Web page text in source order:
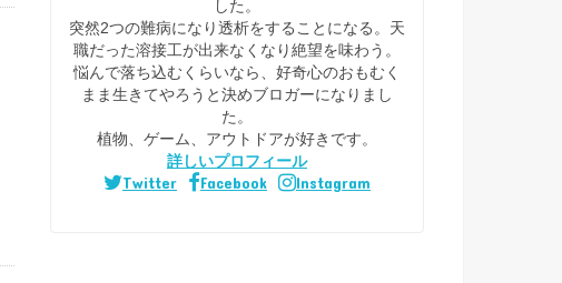
した。
突然2つの難病になり透析をすることになる。天
職だった溶接工が出来なくなり絶望を味わう。
悩んで落ち込むくらいなら、好奇心のおもむく
まま生きてやろうと決めブロガーになりまし
た。
植物、ゲーム、アウトドアが好きです。
詳しいプロフィール
Twitter Facebook Instagram